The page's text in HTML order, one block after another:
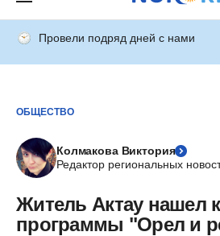
Провели подряд дней с нами
ОБЩЕСТВО
Колмакова Виктория
Редактор региональных
Житель Актау нашел
программы "Орел и